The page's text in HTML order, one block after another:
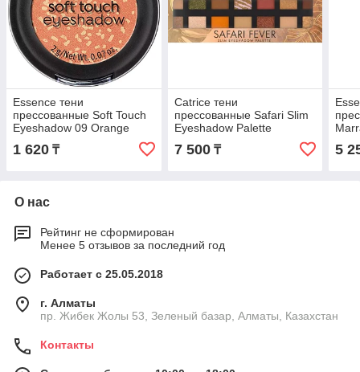
Essence тени
прессованные Soft Touch
Eyeshadow 09 Orange
Apricot Crush
1 620 ₸
Catrice тени
прессованные Safari Slim
Eyeshadow Palette
оранжевый
7 500₸ 5
О нас
Рейтинг не сформирован
Менее 5 отзывов за последний год
Работает с 25.05.2018
г. Алматы
пр. Жибек Жолы 53, Зеленый базар, Алматы, Казахстан
Контакты